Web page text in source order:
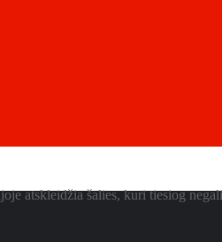
atskleidžia šalies, kuri tiesiog